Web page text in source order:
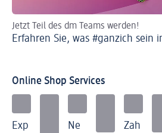
Jetzt Teil des dm Teams werden!
Erfahren Sie, was #ganzich sein
Online Shop Services
Exp
Ne
Zah